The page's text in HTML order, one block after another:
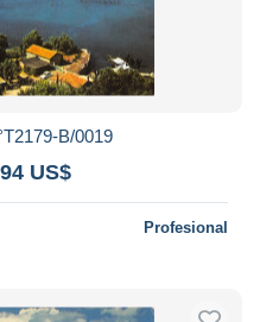
B/0019
US$
Profesional